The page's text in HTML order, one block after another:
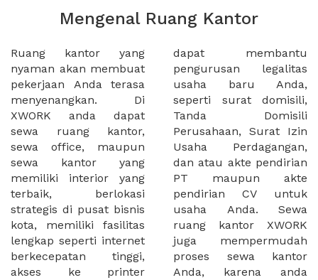
Mengenal Ruang Kantor
Ruang kantor yang
nyaman akan membuat
pekerjaan Anda terasa
menyenangkan. Di
XWORK anda dapat
sewa ruang kantor,
sewa office, maupun
sewa kantor yang
memiliki interior yang
terbaik, berlokasi
strategis di pusat bisnis
kota, memiliki fasilitas
lengkap seperti internet
berkecepatan tinggi,
akses ke printer
dapat membantu
pengurusan legalitas
usaha baru Anda,
seperti surat domisili,
Tanda Domisili
Perusahaan, Surat Izin
Usaha Perdagangan,
dan atau akte pendirian
PT maupun akte
pendirian CV untuk
usaha Anda. Sewa
ruang kantor XWORK
juga mempermudah
proses sewa kantor
Anda, karena anda